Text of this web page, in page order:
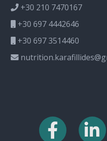
+30 210 7470167
+30 697 4442646
+30 697 3514460